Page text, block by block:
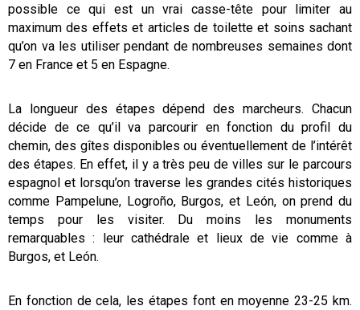
possible ce qui est un vrai casse-tête pour limiter au
maximum des effets et articles de toilette et soins sachant
qu’on va les utiliser pendant de nombreuses semaines dont
7 en France et 5 en Espagne.
La longueur des étapes dépend des marcheurs. Chacun
décide de ce qu’il va parcourir en fonction du profil du
chemin, des gîtes disponibles ou éventuellement de l’intérêt
des étapes. En effet, il y a très peu de villes sur le parcours
espagnol et lorsqu’on traverse les grandes cités historiques
comme Pampelune, Logroño, Burgos, et León, on prend du
temps pour les visiter. Du moins les monuments
remarquables : leur cathédrale et lieux de vie comme à
Burgos, et León.
En fonction de cela, les étapes font en moyenne 23-25 km.